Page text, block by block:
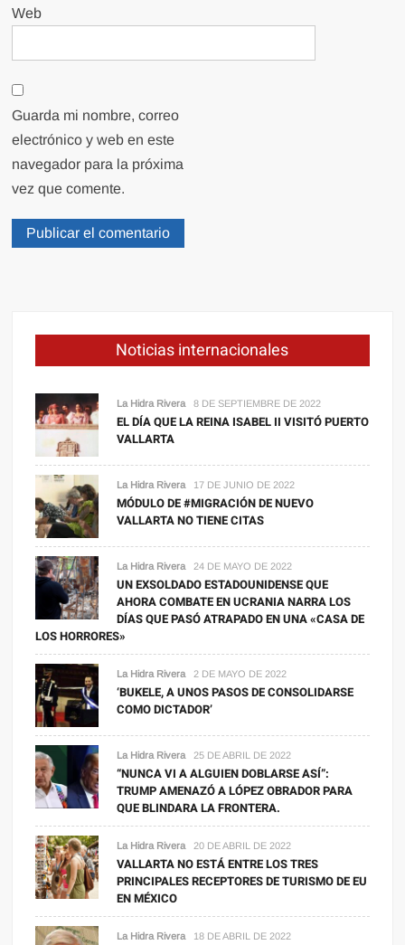
Web
Guarda mi nombre, correo
electrónico y web en este
navegador para la próxima
vez que comente.
Noticias internacionales
La Hidra Rivera 8 DE SEPTIEMBRE DE 2022
EL DÍA QUE LA REINA ISABEL II VISITÓ PUERTO
VALLARTA
La Hidra Rivera 17 DE JUNIO DE 2022
MÓDULO DE #MIGRACIÓN DE NUEVO
VALLARTA NO TIENE CITAS
La Hidra Rivera 24 DE MAYO DE 2022
UN EXSOLDADO ESTADOUNIDENSE QUE
AHORA COMBATE EN UCRANIA NARRA LOS
DÍAS QUE PASÓ ATRAPADO EN UNA «CASA DE
LOS HORRORES»
La Hidra Rivera 2 DE MAYO DE 2022
‘BUKELE, A UNOS PASOS DE CONSOLIDARSE
COMO DICTADOR’
La Hidra Rivera 25 DE ABRIL DE 2022
“NUNCA VI A ALGUIEN DOBLARSE ASÍ”:
TRUMP AMENAZÓ A LÓPEZ OBRADOR PARA
QUE BLINDARA LA FRONTERA.
La Hidra Rivera 20 DE ABRIL DE 2022
VALLARTA NO ESTÁ ENTRE LOS TRES
PRINCIPALES RECEPTORES DE TURISMO DE EU
EN MÉXICO
La Hidra Rivera 18 DE ABRIL DE 2022